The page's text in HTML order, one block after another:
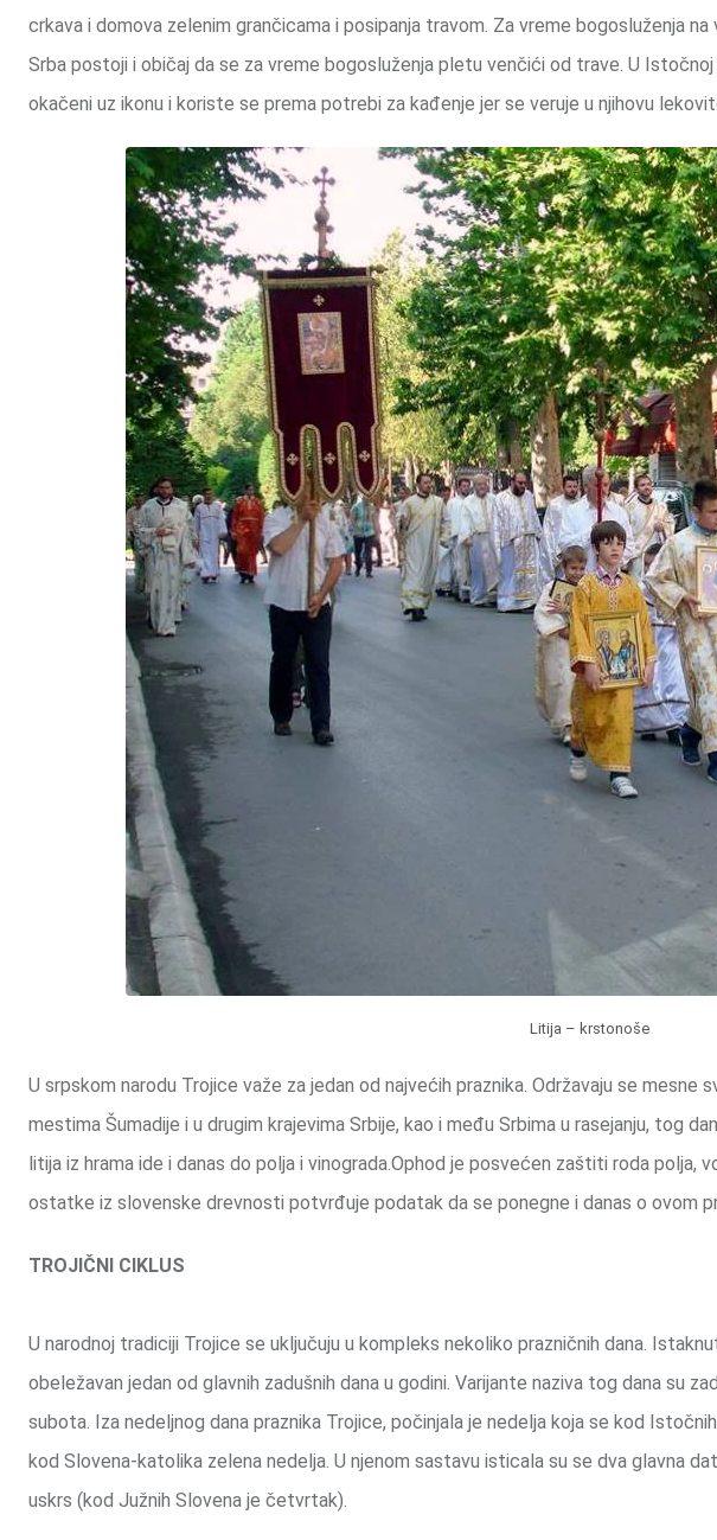
crkava i domova zelenim grančicama i posipanja travom. Za vreme bogosluženja
Srba postoji i običaj da se za vreme bogosluženja pletu venčići od trave. U
okačeni uz ikonu i koriste se prema potrebi za kađenje jer se veruje u njihovu
Litija – krstonoše
U srpskom narodu Trojice važe za jedan od najvećih praznika. Održavaju se
mestima Šumadije i u drugim krajevima Srbije, kao i među Srbima u rasejanju, tog
litija iz hrama ide i danas do polja i vinograda.Ophod je posvećen zaštiti roda polja,
ostatke iz slovenske drevnosti potvrđuje podatak da se ponegne i danas o ovom
TROJIČNI CIKLUS
U narodnoj tradiciji Trojice se uključuju u kompleks nekoliko prazničnih dana.
obeležavan jedan od glavnih zadušnih dana u godini. Varijante naziva tog dana su
subota. Iza nedeljnog dana praznika Trojice, počinjala je nedelja koja se kod
kod Slovena-katolika zelena nedelja. U njenom sastavu isticala su se dva glavna
uskrs (kod Južnih Slovena je četvrtak).